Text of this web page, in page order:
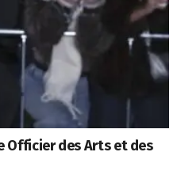
Officier des Arts et des